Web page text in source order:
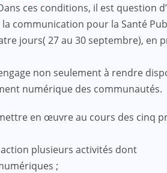
ces conditions, il est
communication pour la Santé
jours( 27 au 30 septembre),
non seulement à rendre
numérique des communautés.
en œuvre au cours des cinq
plusieurs activités dont
;